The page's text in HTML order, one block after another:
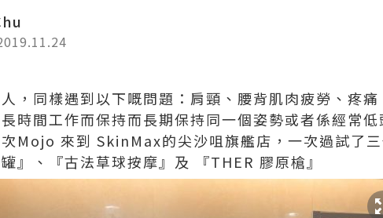
，同樣遇到以下嘅問題：肩頸、腰背肌肉疲勞、疼
時間工作而保持而長期保持同一個姿勢或者係經常
Mojo 來到 SkinMax的尖沙咀旗艦店，一次過試了
』、『古法草球按摩』及
『THER 膠原槍』